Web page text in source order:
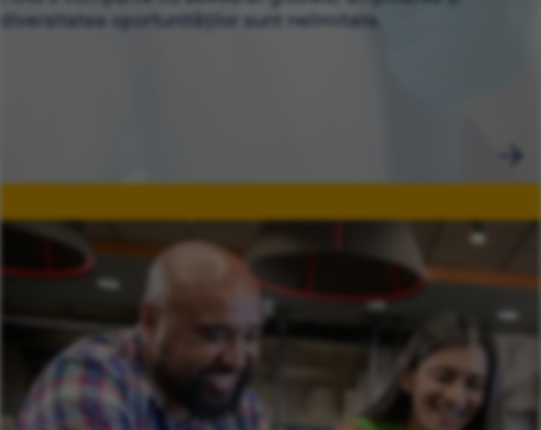
diversitatea oportunităților sunt nelimitate.